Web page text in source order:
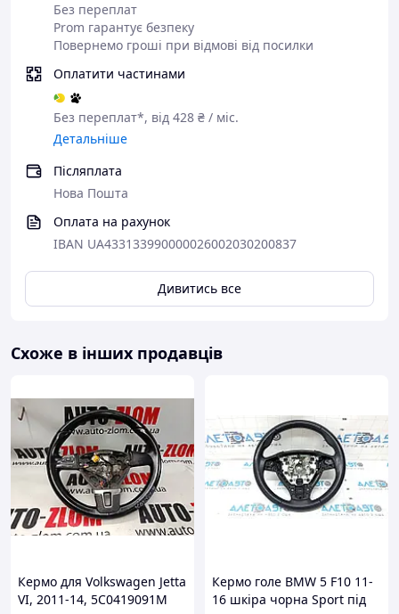
Без переплат
Prom гарантує безпеку
Повернемо гроші при відмові від посилки
Оплатити частинами
Без переплат*, від 428 ₴ / міс.
Детальніше
Післяплата
Нова Пошта
Оплата на рахунок
IBAN UA433133990000026002030200837
Дивитись все
Схоже в інших продавців
Кермо для Volkswagen Jetta
VI, 2011-14, 5C0419091M
Кермо голе BMW 5 F10 11-
16 шкіра чорна Sport під